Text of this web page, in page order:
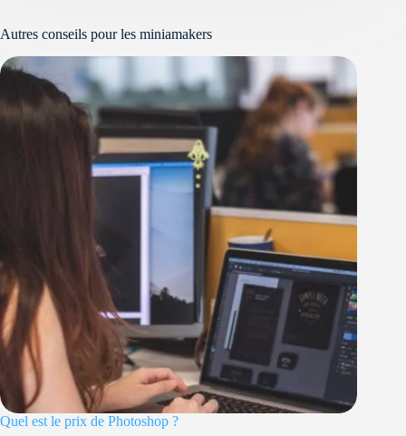
Autres conseils pour les miniamakers
Quel est le prix de Photoshop ?